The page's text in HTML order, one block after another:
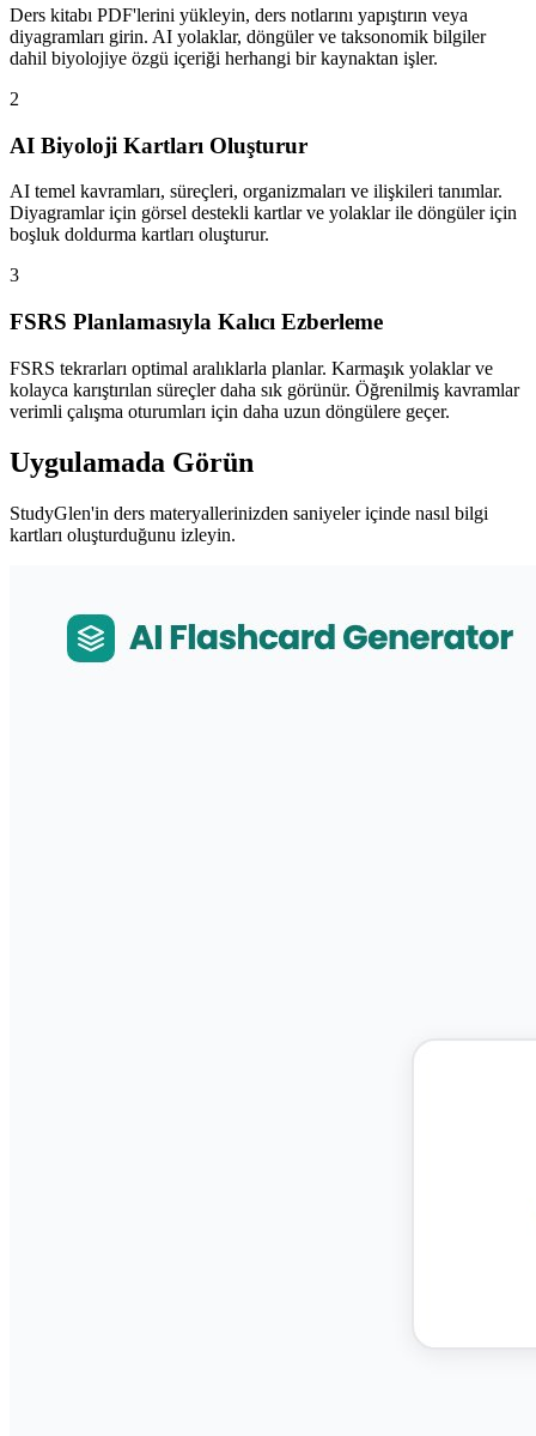
Ders kitabı PDF'lerini yükleyin, ders notlarını yapıştırın veya
diyagramları girin. AI yolaklar, döngüler ve taksonomik bilgiler
dahil biyolojiye özgü içeriği herhangi bir kaynaktan işler.
2
AI Biyoloji Kartları Oluşturur
AI temel kavramları, süreçleri, organizmaları ve ilişkileri tanımlar.
Diyagramlar için görsel destekli kartlar ve yolaklar ile döngüler için
boşluk doldurma kartları oluşturur.
3
FSRS Planlamasıyla Kalıcı Ezberleme
FSRS tekrarları optimal aralıklarla planlar. Karmaşık yolaklar ve
kolayca karıştırılan süreçler daha sık görünür. Öğrenilmiş kavramlar
verimli çalışma oturumları için daha uzun döngülere geçer.
Uygulamada Görün
StudyGlen'in ders materyallerinizden saniyeler içinde nasıl bilgi
kartları oluşturduğunu izleyin.